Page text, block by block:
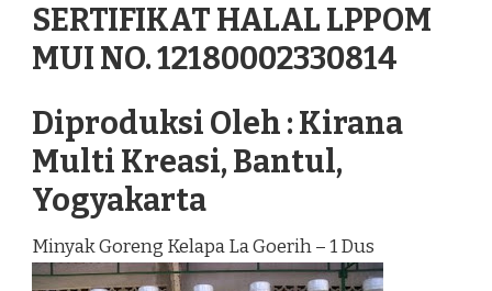
SERTIFIKAT HALAL LPPOM
MUI NO. 12180002330814
Diproduksi Oleh : Kirana
Multi Kreasi, Bantul,
Yogyakarta
Minyak Goreng Kelapa La Goerih – 1 Dus